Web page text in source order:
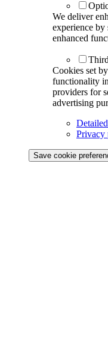
We deliver
experience by
enhanced
Cookies set
functionality
providers for
advertising
Privacy
Save cookie